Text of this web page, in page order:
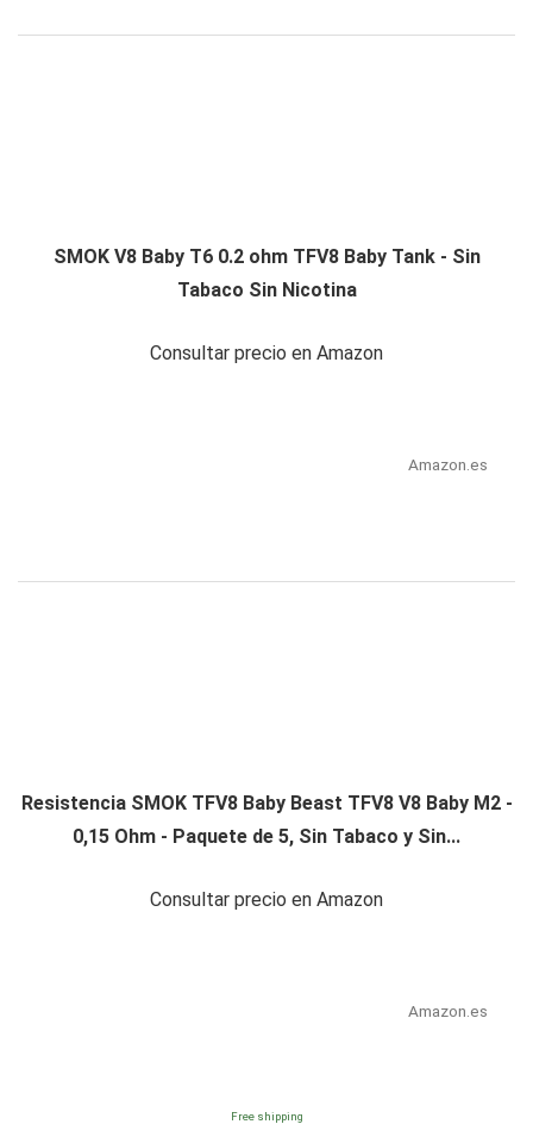
SMOK V8 Baby T6 0.2 ohm TFV8 Baby Tank - Sin
Tabaco Sin Nicotina
Consultar precio en Amazon
Amazon.es
Resistencia SMOK TFV8 Baby Beast TFV8 V8 Baby M2 -
0,15 Ohm - Paquete de 5, Sin Tabaco y Sin...
Consultar precio en Amazon
Amazon.es
Free shipping